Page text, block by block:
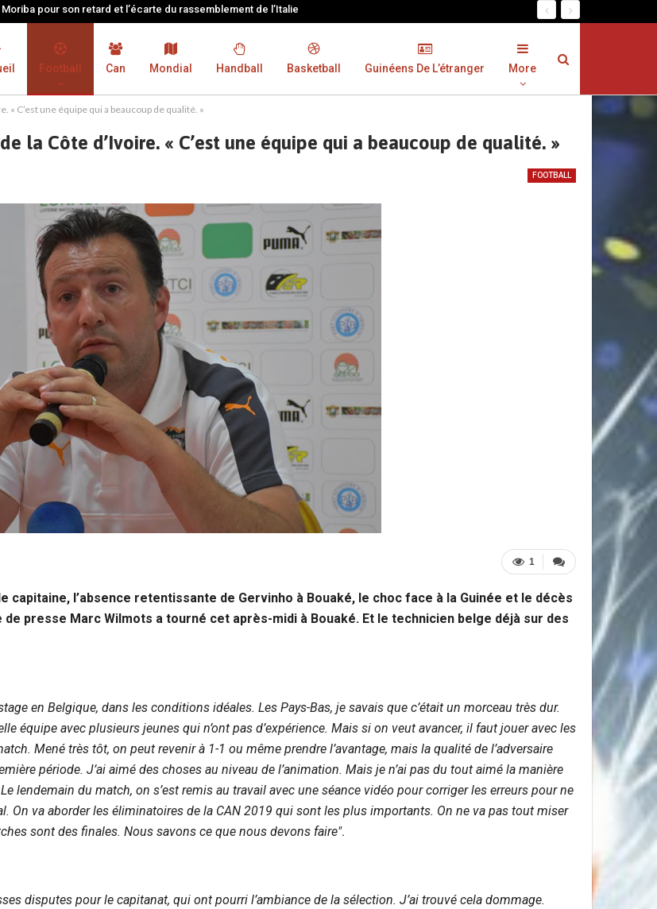
pour son retard et l’écarte du rassemblement de l’Italie
Football Can Mondial Handball Basketball Guinéens De L’étranger More
« C’est une équipe qui a beaucoup de qualité. »
la Côte d’Ivoire. « C’est une équipe qui a beaucoup de qualité. »
FOOTBALL
1
capitaine, l’absence retentissante de Gervinho à Bouaké, le choc face à la Guinée et le décès
presse Marc Wilmots a tourné cet après-midi à Bouaké. Et le technicien belge déjà sur des
en Belgique, dans les conditions idéales. Les Pays-Bas, je savais que c’était un morceau très dur.
équipe avec plusieurs jeunes qui n’ont pas d’expérience. Mais si on veut avancer, il faut jouer avec les
Mené très tôt, on peut revenir à 1-1 ou même prendre l’avantage, mais la qualité de l’adversaire
période. J’ai aimé des choses au niveau de l’animation. Mais je n’ai pas du tout aimé la manière
lendemain du match, on s’est remis au travail avec une séance vidéo pour corriger les erreurs pour ne
On va aborder les éliminatoires de la CAN 2019 qui sont les plus importants. On ne va pas tout miser
sont des finales. Nous savons ce que nous devons faire".
disputes pour le capitanat, qui ont pourri l’ambiance de la sélection. J’ai trouvé cela dommage.